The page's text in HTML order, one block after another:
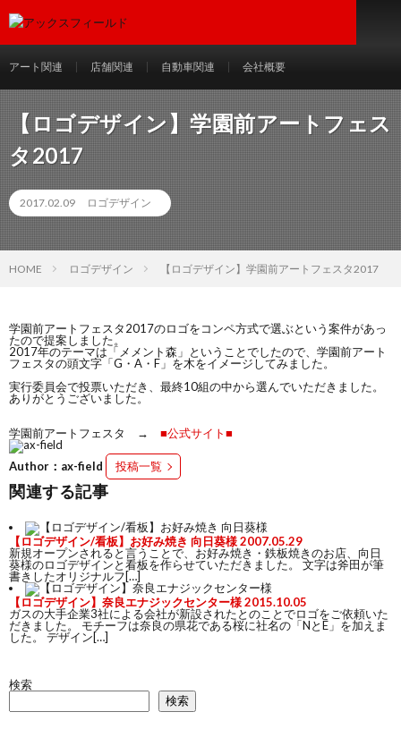
アート関連 店舗関連 自動車関連 会社概要
【ロゴデザイン】学園前アートフェス
タ2017
2017.02.09 ロゴデザイン
HOME ロゴデザイン 【ロゴデザイン】学園前アートフェスタ2017
学園前アートフェスタ2017のロゴをコンペ方式で選ぶという案件があっ
たので提案しました。
2017年のテーマは「メメント森」ということでしたので、学園前アート
フェスタの頭文字「G・A・F」を木をイメージしてみました。
実行委員会で投票いただき、最終10組の中から選んでいただきました。
ありがとうございました。
学園前アートフェスタ → ■公式サイト■
Author：ax-field 投稿一覧
関連する記事
【ロゴデザイン/看板】お好み焼き 向日葵様2007.05.29
新規オープンされると言うことで、お好み焼き・鉄板焼きのお店、向日
葵様のロゴデザインと看板を作らせていただきました。 文字は斧田が筆
書きしたオリジナルフ[…]
【ロゴデザイン】奈良エナジックセンター様2015.10.05
ガスの大手企業3社による会社が新設されたとのことでロゴをご依頼いた
だきました。 モチーフは奈良の県花である桜に社名の「NとE」を加えま
した。 デザイン[…]
検索
検索